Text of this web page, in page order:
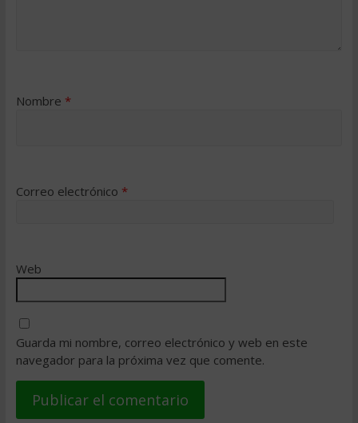
Nombre *
Correo electrónico *
Web
Guarda mi nombre, correo electrónico y web en este
navegador para la próxima vez que comente.